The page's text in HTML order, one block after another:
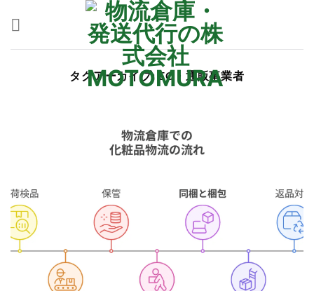
タグアーカイブ: EC・通販事業者